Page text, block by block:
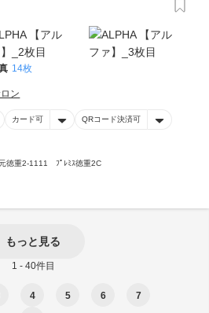
14枚
ン
カード可 QRコード決済可
徳重2-1111 ﾌﾟﾚﾐｽ徳重2C
もっと見る
1 - 40件目
4 5 6 7